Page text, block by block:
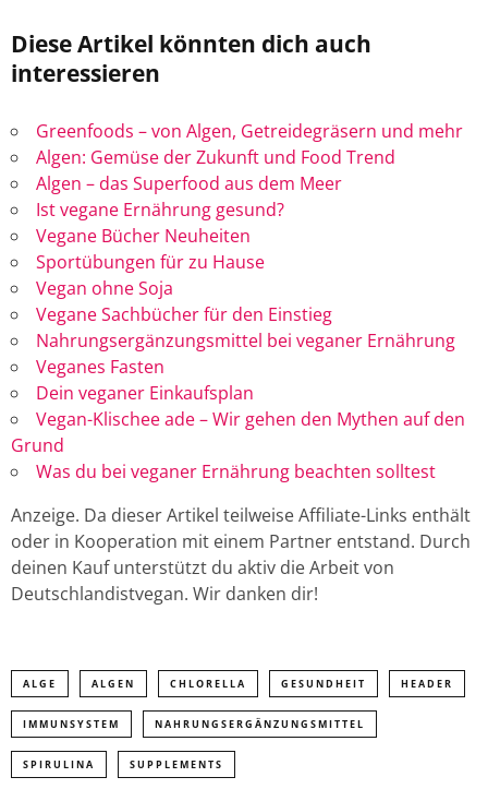
Diese Artikel könnten dich auch
interessieren
Greenfoods – von Algen, Getreidegräsern und mehr
Algen: Gemüse der Zukunft und Food Trend
Algen – das Superfood aus dem Meer
Ist vegane Ernährung gesund?
Vegane Bücher Neuheiten
Sportübungen für zu Hause
Vegan ohne Soja
Vegane Sachbücher für den Einstieg
Nahrungsergänzungsmittel bei veganer Ernährung
Veganes Fasten
Dein veganer Einkaufsplan
Vegan-Klischee ade – Wir gehen den Mythen auf den
Grund
Was du bei veganer Ernährung beachten solltest
Anzeige. Da dieser Artikel teilweise Affiliate-Links enthält
oder in Kooperation mit einem Partner entstand. Durch
deinen Kauf unterstützt du aktiv die Arbeit von
Deutschlandistvegan. Wir danken dir!
ALGE ALGEN CHLORELLA GESUNDHEIT HEADER
IMMUNSYSTEM NAHRUNGSERGÄNZUNGSMITTEL
SPIRULINA SUPPLEMENTS